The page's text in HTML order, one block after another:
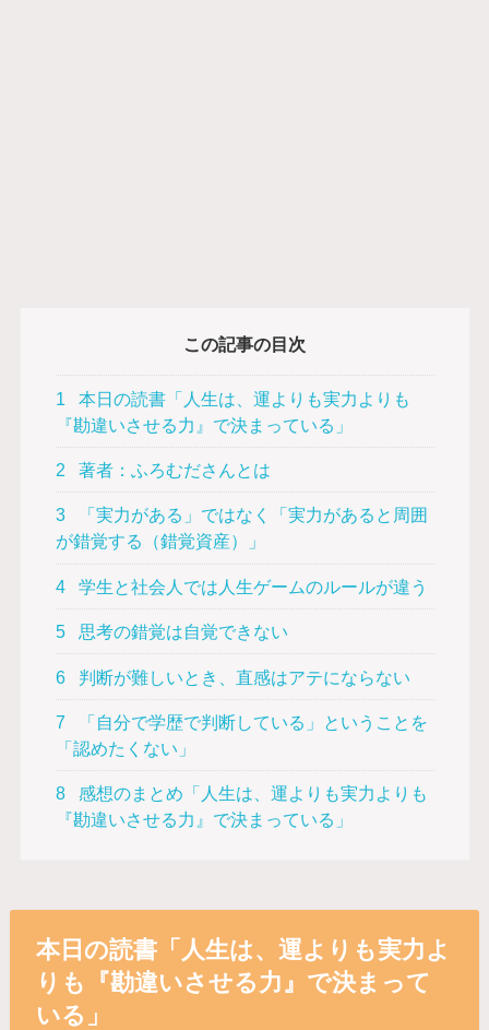
この記事の目次
1
本日の読書「人生は、運よりも実力よりも
『勘違いさせる力』で決まっている」
2 著者：ふろむださんとは
3
「実力がある」ではなく「実力があると周囲
が錯覚する（錯覚資産）」
4 学生と社会人では人生ゲームのルールが違う
5 思考の錯覚は自覚できない
6 判断が難しいとき、直感はアテにならない
7
「自分で学歴で判断している」ということを
「認めたくない」
8
感想のまとめ「人生は、運よりも実力よりも
『勘違いさせる力』で決まっている」
本日の読書「人生は、運よりも実力よ
りも『勘違いさせる力』で決まって
いる」